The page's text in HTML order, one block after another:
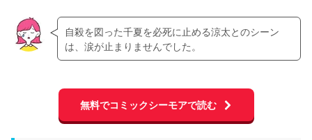
自殺を図った千夏を必死に止める涼太とのシーン
は、涙が止まりませんでした。
無料でコミックシーモアで読む